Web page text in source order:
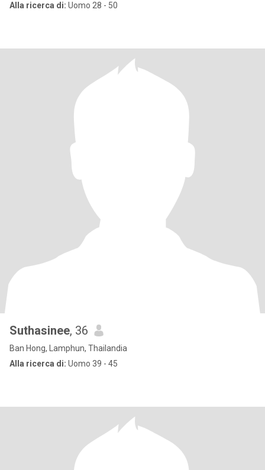
Alla ricerca di: Uomo 28 - 50
Suthasinee, 36
Ban Hong, Lamphun, Thailandia
Alla ricerca di: Uomo 39 - 45